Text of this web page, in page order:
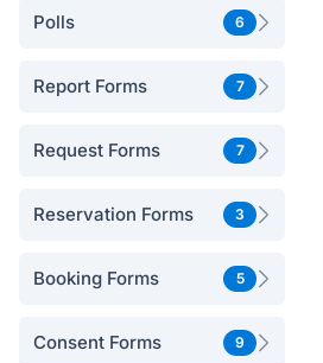
Polls 6
Report Forms 7
Request Forms 7
Reservation Forms 3
Booking Forms 5
Consent Forms 9